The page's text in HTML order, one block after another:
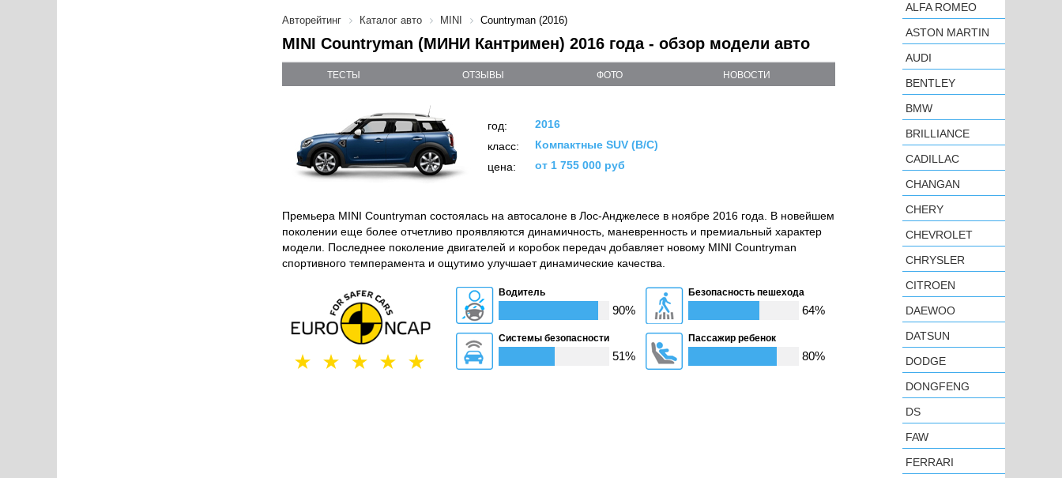
Авторейтинг Каталог авто MINI Countryman (2016)
MINI Countryman (МИНИ Кантримен) 2016 года - обзор модели авто
ТЕСТЫ ОТЗЫВЫ ФОТО НОВОСТИ
год:
2016
класс:
Компактные SUV (B/C)
цена:
от 1 755 000 руб
Премьера MINI Countryman состоялась на автосалоне в Лос-Анджелесе в ноябре 2016 года. В новейшем
поколении еще более отчетливо проявляются динамичность, маневренность и премиальный характер
модели. Последнее поколение двигателей и коробок передач добавляет новому MINI Countryman
спортивного темперамента и ощутимо улучшает динамические качества.
Водитель
90%
Безопасность пешехода
64%
Системы безопасности
51%
Пассажир ребенок
80%
ALFA ROMEO
ASTON MARTIN
AUDI
BENTLEY
BMW
BRILLIANCE
CADILLAC
CHANGAN
CHERY
CHEVROLET
CHRYSLER
CITROEN
DAEWOO
DATSUN
DODGE
DONGFENG
DS
FAW
FERRARI